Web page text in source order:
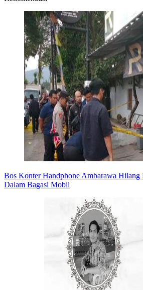
Bos Konter Handphone Ambarawa Hilang
Dalam Bagasi Mobil